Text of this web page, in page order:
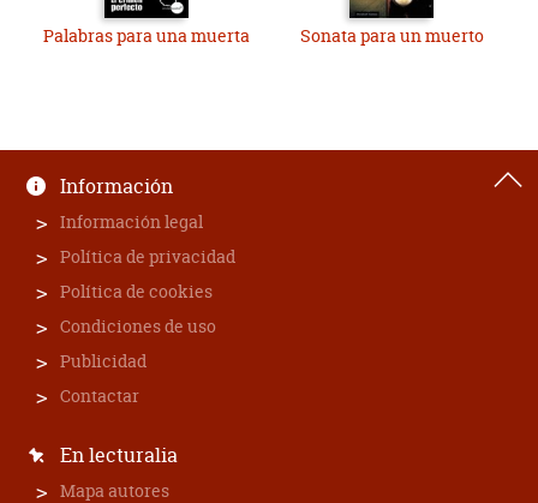
Palabras para una muerta Sonata para un muerto
Información
Información legal
Política de privacidad
Política de cookies
Condiciones de uso
Publicidad
Contactar
En lecturalia
Mapa autores